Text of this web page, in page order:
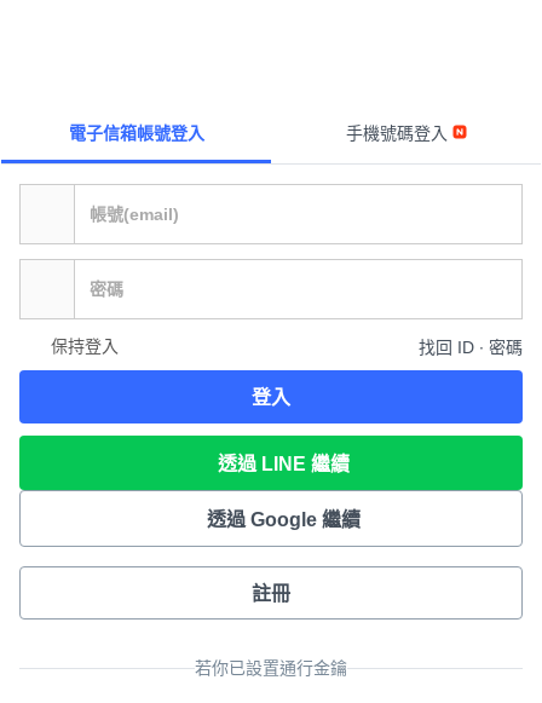
電子信箱帳號登入 手機號碼登入
保持登入 找回 ID ∙ 密碼
登入
透過 LINE 繼續
透過 Google 繼續
註冊
若你已設置通行金鑰